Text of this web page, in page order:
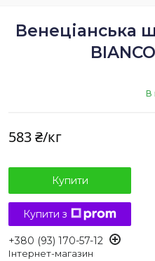
Венеціанська
В
583 ₴/кг
Купити
Купити з
+380 (93) 170-57-12
Інтернет-магазин